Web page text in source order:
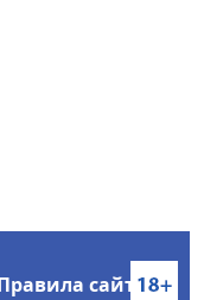
сайта